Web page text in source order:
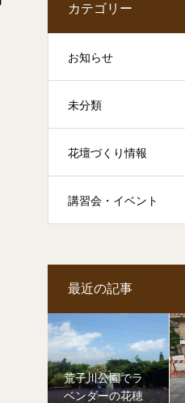
カテゴリー
お知らせ
未分類
花壇づくり情報
講習会・イベント
最近の記事
荒子川公園でラ
ベンダーの花穂